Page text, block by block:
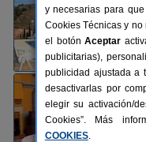
y necesarias para
Cookies Técnicas y
el botónAceptar
publicitarias),
publicidad ajustada a
desactivarlas por
elegir su activación/
Cookies”. Más
COOKIES.